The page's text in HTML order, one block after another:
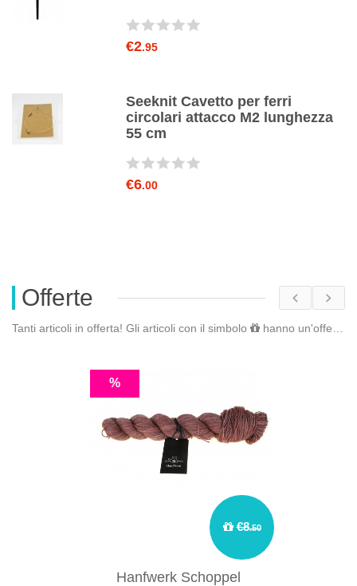
€2.95
Seeknit Cavetto per ferri
circolari attacco M2 lunghezza
55 cm
€6.00
Offerte
Tanti articoli in offerta! Gli articoli con il simbolo hanno un'offerta riservata. Fai il
€8.50
%
Hanfwerk Schoppel